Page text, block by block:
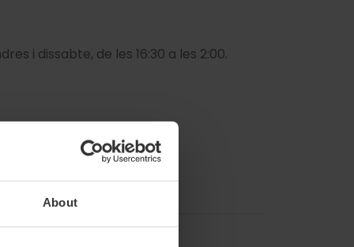
About
i dissabte, de les 16:30 a les 2:00.